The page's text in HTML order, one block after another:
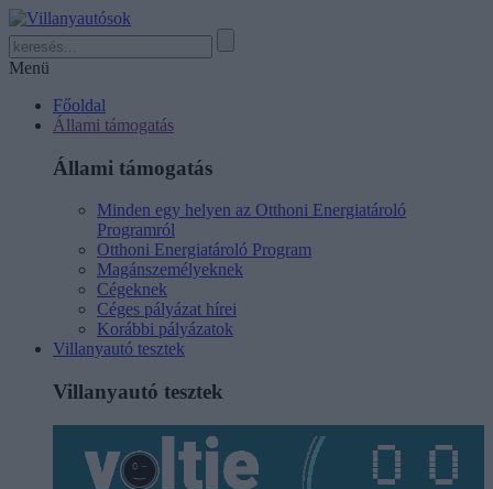
Menü
Főoldal
Állami támogatás
Állami támogatás
Minden egy helyen az Otthoni Energiatároló
Programról
Otthoni Energiatároló Program
Magánszemélyeknek
Cégeknek
Céges pályázat hírei
Korábbi pályázatok
Villanyautó tesztek
Villanyautó tesztek